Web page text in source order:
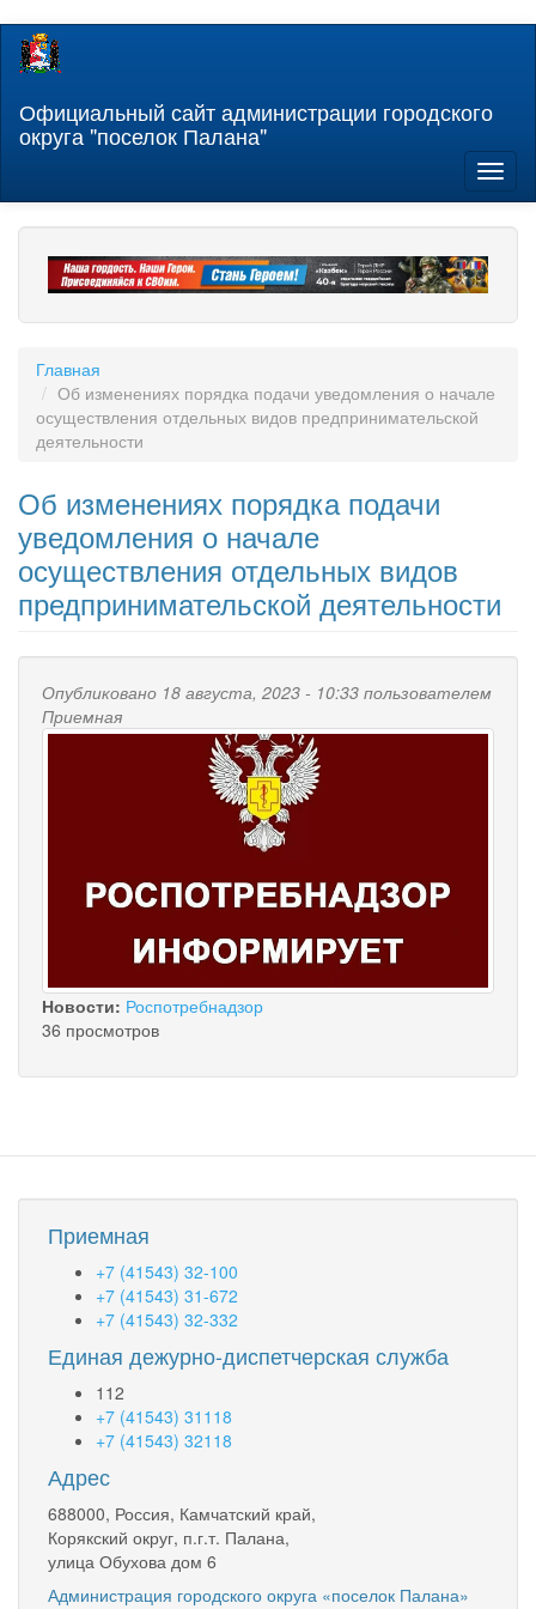
Перейти
содержанию
Официальный сайт администрации городского
округа "поселок Палана"
Главная
Об изменениях порядка подачи уведомления о начале
осуществления отдельных видов предпринимательской
деятельности
Об изменениях порядка подачи
уведомления о начале
осуществления отдельных видов
предпринимательской деятельности
Опубликовано 18 августа, 2023 - 10:33 пользователем
Приемная
Новости: Роспотребнадзор
36 просмотров
Приемная
+7 (41543) 32-100
+7 (41543) 31-672
+7 (41543) 32-332
Единая дежурно-диспетчерская служба
112
+7 (41543) 31118
+7 (41543) 32118
Адрес
688000, Россия, Камчатский край,
Корякский округ, п.г.т. Палана,
улица Обухова дом 6
Администрация городского округа «поселок Палана»